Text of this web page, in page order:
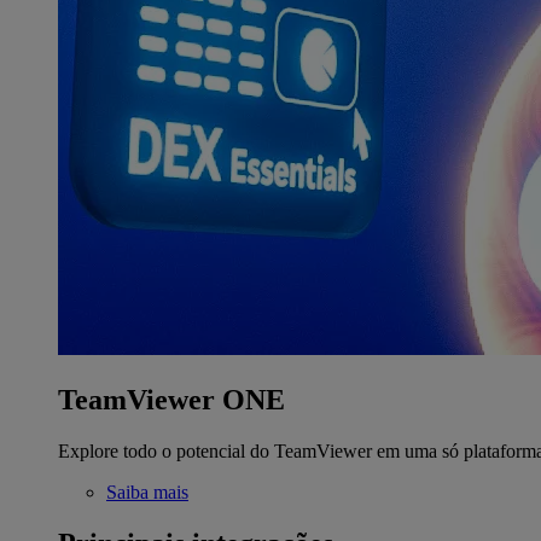
TeamViewer ONE
Explore todo o potencial do TeamViewer em uma só
Saiba mais